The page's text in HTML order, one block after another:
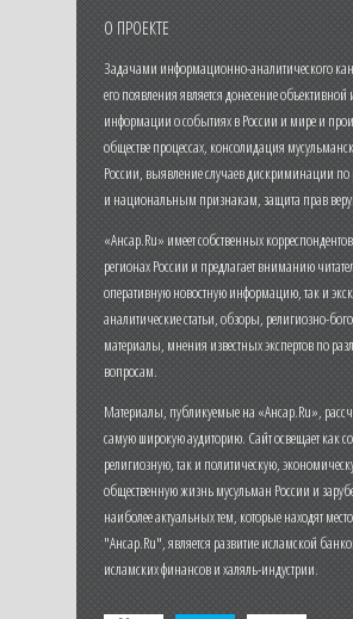
О ПРОЕКТЕ
Задачами информационно-аналитического
его появления является донесение объективной
информации о событиях в России и мире и
обществе процессах, консолидация
России, выявление случаев дискриминации
и национальным признакам, защита прав
«Ансар.Ru» имеет собственных
регионах России и предлагает вниманию
оперативную новостную информацию, так и
аналитические статьи, обзоры, религиозно-
материалы, мнения известных экспертов по
вопросам.
Материалы, публикуемые на «Ансар.Ru»,
самую широкую аудиторию. Сайт освещает как
религиозную, так и политическую,
общественную жизнь мусульман России и
наиболее актуальных тем, которые находят
"Ансар.Ru", является развитие исламской
исламских финансов и халяль-индустрии.